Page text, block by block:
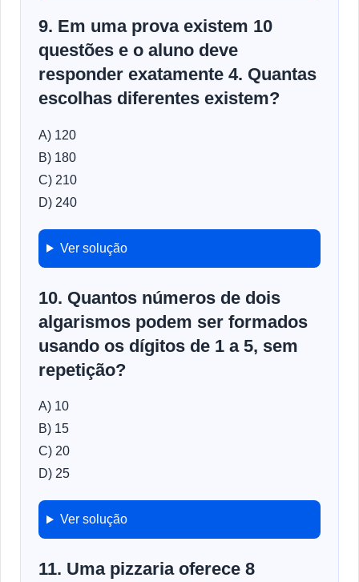
9. Em uma prova existem 10
questões e o aluno deve
responder exatamente 4. Quantas
escolhas diferentes existem?
A) 120
B) 180
C) 210
D) 240
Ver solução
10. Quantos números de dois
algarismos podem ser formados
usando os dígitos de 1 a 5, sem
repetição?
A) 10
B) 15
C) 20
D) 25
Ver solução
11. Uma pizzaria oferece 8